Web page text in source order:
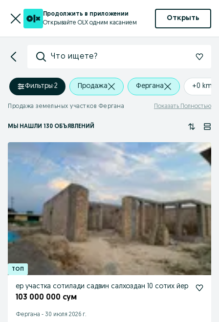
Продолжить в приложении
Открывайте OLX одним касанием
Открыть
Что ищете?
Фильтры·2 Продажа Фергана +0 km
Продажа земельных участков Фергана Показать Полностью
МЫ НАШЛИ 130 ОБЪЯВЛЕНИЙ
ер участка сотилади садвин салхоздан 10 сотих йер
103 000 000 сум
Фергана - 30 июля 2026 г.